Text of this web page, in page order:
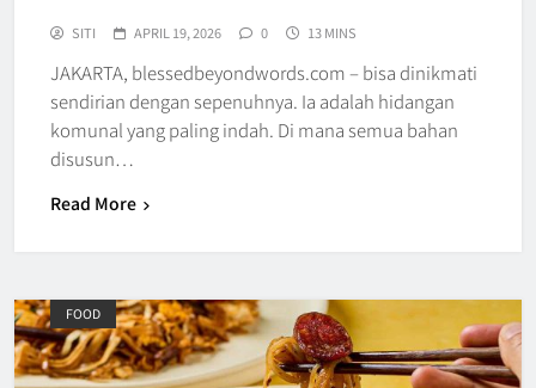
SITI APRIL 19, 2026 0 13 MINS
JAKARTA, blessedbeyondwords.com – bisa dinikmati
sendirian dengan sepenuhnya. Ia adalah hidangan
komunal yang paling indah. Di mana semua bahan
disusun…
Read More
FOOD